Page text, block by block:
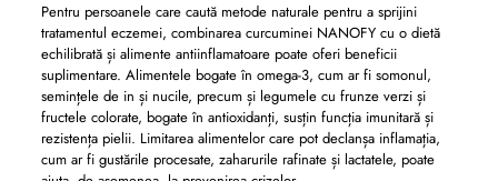
Pentru persoanele care caută metode naturale pentru a sprijini
tratamentul eczemei, combinarea curcuminei NANOFY cu o dietă
echilibrată și alimente antiinflamatoare poate oferi beneficii
suplimentare. Alimentele bogate în omega-3, cum ar fi somonul,
semințele de in și nucile, precum și legumele cu frunze verzi și
fructele colorate, bogate în antioxidanți, susțin funcția imunitară și
rezistența pielii. Limitarea alimentelor care pot declanșa inflamația,
cum ar fi gustările procesate, zaharurile rafinate și lactatele, poate